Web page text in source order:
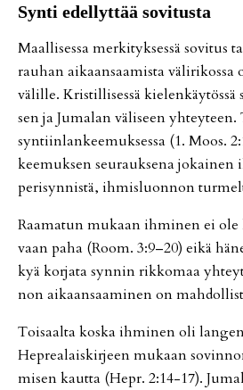
Syn­ti edel­lyt­tää so­vi­tus­ta
Maal­li­ses­sa mer­ki­tyk­ses­sä so­vi­tus
rau­han ai­kaan­saa­mis­ta vä­li­ri­kos­sa
vä­lil­le. Kris­til­li­ses­sä
sen ja Ju­ma­lan vä­li­seen yh­tey­teen.
syn­tiin­lan­kee­muk­ses­sa (1. Moos.
kee­muk­sen seu­rauk­se­na
pe­ri­syn­nis­tä, ih­mis­luon­non
Raa­ma­tun mu­kaan ih­mi­nen ei ole
vaan paha (Room. 3:9–20) ei­kä
kyä kor­ja­ta syn­nin rik­ko­maa
non ai­kaan­saa­mi­nen on
Toi­saal­ta kos­ka ih­mi­nen oli
Hep­re­a­lais­kir­jeen mu­kaan
mi­sen kaut­ta (Hepr. 2:14-17).